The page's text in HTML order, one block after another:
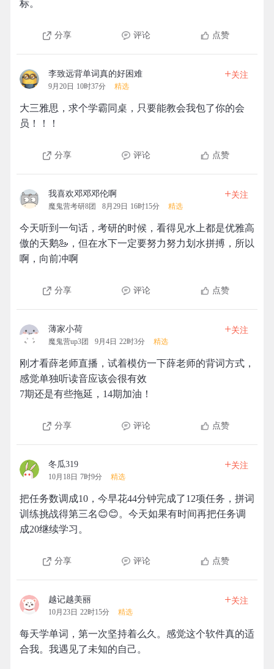
标。
分享 评论 点赞
李致远背单词真的好困难
9月20日 10时37分 精选
+关注
大三雅思，求个学霸同桌，只要能教会我包了你的会
员！！！
分享 评论 点赞
我喜欢邓邓邓伦啊
魔鬼营考研8团 8月29日 16时15分 精选
+关注
今天听到一句话，考研的时候，看得见水上都是优雅高
傲的天鹅🦢，但在水下一定要努力努力划水拼搏，所以
啊，向前冲啊
分享 评论 点赞
薄家小荷
魔鬼营up3团 9月4日 22时3分 精选
+关注
刚才看薛老师直播，试着模仿一下薛老师的背词方式，
感觉单独听读音应该会很有效
7期还是有些拖延，14期加油！
分享 评论 点赞
冬瓜319
10月18日 7时9分 精选
+关注
把任务数调成10，今早花44分钟完成了12项任务，拼词
训练挑战得第三名😊😊。今天如果有时间再把任务调
成20继续学习。
分享 评论 点赞
越记越美丽
10月23日 22时15分 精选
+关注
每天学单词，第一次坚持着么久。感觉这个软件真的适
合我。我遇见了未知的自己。